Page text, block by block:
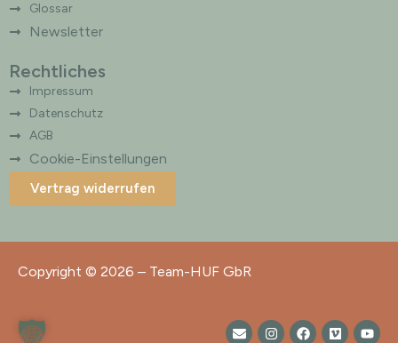
Glossar
Newsletter
Rechtliches
Impressum
Datenschutz
AGB
Cookie-Einstellungen
Vertrag widerrufen
Copyright © 2026 – Team-HUF GbR